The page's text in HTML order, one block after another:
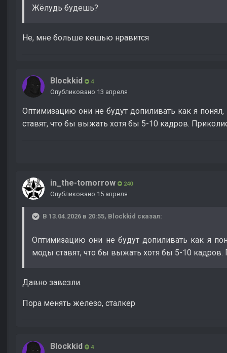
Жёлудь будешь?
Не, мне больше кешью нравится
Blockkid 4
Опубликовано 13 апреля
Оптимизацию они не будут допиливать как я
ставят, что бы выжать хотя бы 5-10 кадров.
in_the-tomorrow 240
Опубликовано 15 апреля
В 13.04.2026 в 20:55, Blockkid сказал:
Оптимизацию они не будут допиливать как я
моды ставят, что бы выжать хотя бы 5-10
Давно завезли.
Пора менять железо, сталкер
Blockkid 4